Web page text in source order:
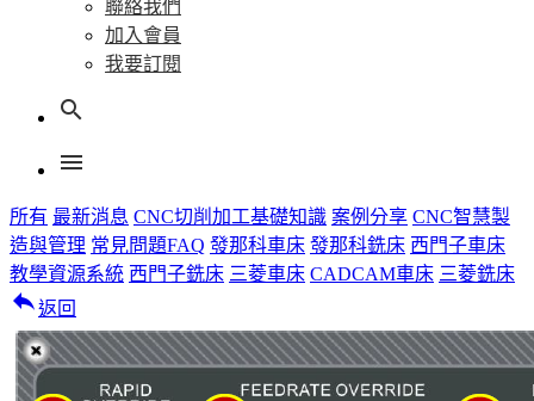
聯絡我們
加入會員
我要訂閱
search
menu
所有 最新消息 CNC切削加工基礎知識 案例分享 CNC智慧製
造與管理 常見問題FAQ 發那科車床 發那科銑床 西門子車床
教學資源系統 西門子銑床 三菱車床 CADCAM車床 三菱銑床
reply返回